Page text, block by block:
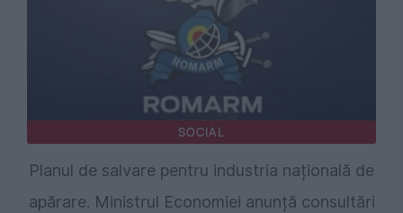
SOCIAL
Planul de salvare pentru industria națională de
apărare. Ministrul Economiei anunță consultări